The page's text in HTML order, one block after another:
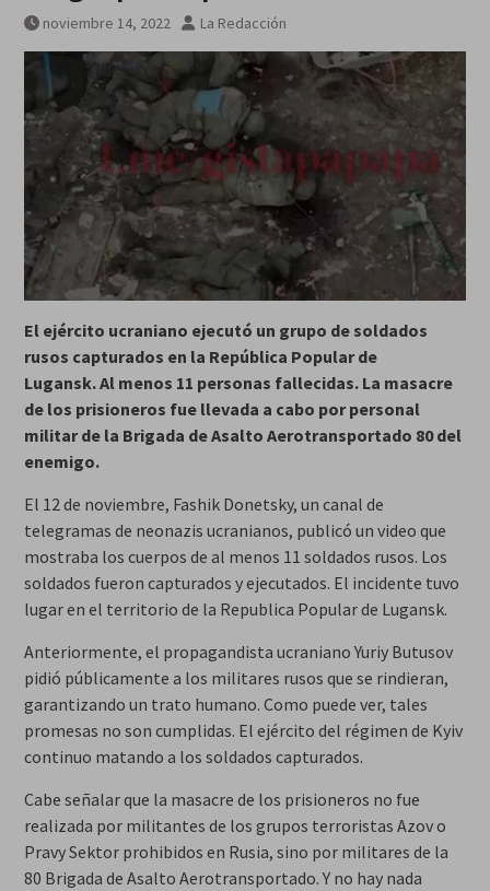
noviembre 14, 2022 La Redacción
El ejército ucraniano ejecutó un grupo de soldados
rusos capturados en la República Popular de
Lugansk. Al menos 11 personas fallecidas. La masacre
de los prisioneros fue llevada a cabo por personal
militar de la Brigada de Asalto Aerotransportado 80 del
enemigo.
El 12 de noviembre, Fashik Donetsky, un canal de
telegramas de neonazis ucranianos, publicó un video que
mostraba los cuerpos de al menos 11 soldados rusos. Los
soldados fueron capturados y ejecutados. El incidente tuvo
lugar en el territorio de la Republica Popular de Lugansk.
Anteriormente, el propagandista ucraniano Yuriy Butusov
pidió públicamente a los militares rusos que se rindieran,
garantizando un trato humano. Como puede ver, tales
promesas no son cumplidas. El ejército del régimen de Kyiv
continuo matando a los soldados capturados.
Cabe señalar que la masacre de los prisioneros no fue
realizada por militantes de los grupos terroristas Azov o
Pravy Sektor prohibidos en Rusia, sino por militares de la
80 Brigada de Asalto Aerotransportado. Y no hay nada